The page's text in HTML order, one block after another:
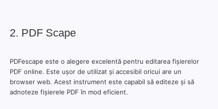
2. PDF Scape
PDFescape este o alegere excelentă pentru editarea fișierelor
PDF online. Este ușor de utilizat și accesibil oricui are un
browser web. Acest instrument este capabil să editeze și să
adnoteze fișierele PDF în mod eficient.